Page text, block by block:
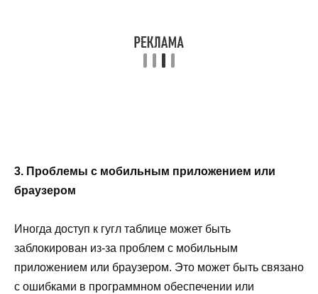
3. Проблемы с мобильным приложением или
браузером
Иногда доступ к гугл таблице может быть
заблокирован из-за проблем с мобильным
приложением или браузером. Это может быть связано
с ошибками в программном обеспечении или